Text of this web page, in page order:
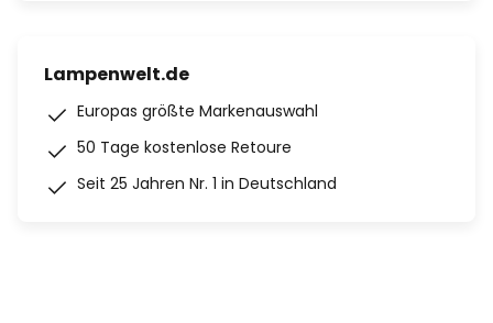
Lampenwelt.de
Europas größte Markenauswahl
50 Tage kostenlose Retoure
Seit 25 Jahren Nr. 1 in Deutschland